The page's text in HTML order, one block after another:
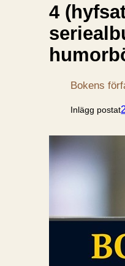
4
Bokens
Inlägg postat